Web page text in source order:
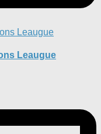
Leaugue